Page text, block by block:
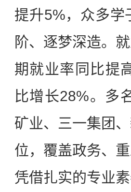
提升5%，众多学
阶、逐梦深造。
期就业率同比提
比增长28%。多
矿业、三一集团
位，覆盖政务、
凭借扎实的专业